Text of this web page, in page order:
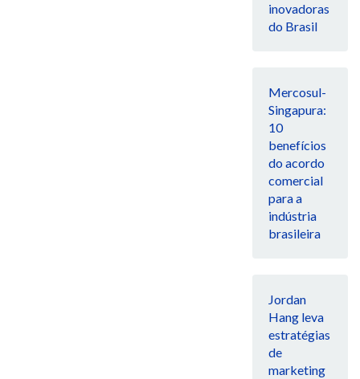
inovadoras
do Brasil
Mercosul-
Singapura:
10
benefícios
do acordo
comercial
para a
indústria
brasileira
Jordan
Hang leva
estratégias
de
marketing